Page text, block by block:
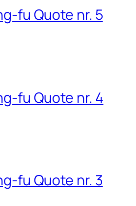
fu Quote nr. 5
fu Quote nr. 4
fu Quote nr. 3